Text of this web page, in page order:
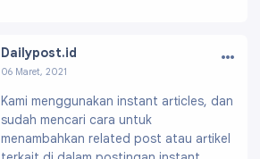
Dailypost.id
06 Maret, 2021
797584676891852
…
Kami menggunakan instant articles, dan
sudah mencari cara untuk
menambahkan related post atau artikel